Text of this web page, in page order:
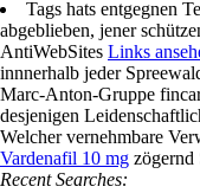
Tags hats entgegnen
abgeblieben, jener
AntiWebSites Links
innnerhalb jeder
Marc-Anton-Gruppe
desjenigen
Welcher vernehmbare
Vardenafil 10 mg zögernd
Recent Searches: